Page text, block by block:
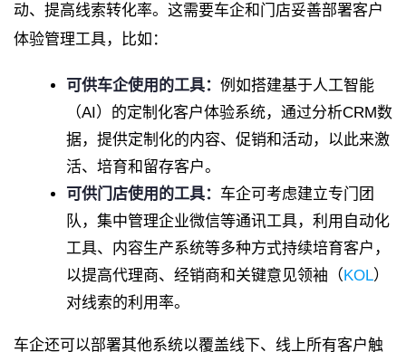
动、提高线索转化率。这需要车企和门店妥善部署客户
体验管理工具，比如：
可供车企使用的工具： 例如搭建基于人工智能
（AI）的定制化客户体验系统，通过分析CRM数
据，提供定制化的内容、促销和活动，以此来激
活、培育和留存客户。
可供门店使用的工具： 车企可考虑建立专门团
队，集中管理企业微信等通讯工具，利用自动化
工具、内容生产系统等多种方式持续培育客户，
以提高代理商、经销商和关键意见领袖（KOL）
对线索的利用率。
车企还可以部署其他系统以覆盖线下、线上所有客户触